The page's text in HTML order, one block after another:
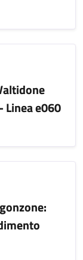
Linea e060